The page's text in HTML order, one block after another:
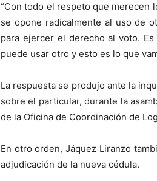
“Con todo el respeto que merecen
se opone radicalmente al uso de
para ejercer el derecho al voto.
puede usar otro y esto es lo que
La respuesta se produjo ante la
sobre el particular, durante la
de la Oficina de Coordinación de
En otro orden, Jáquez Liranzo
adjudicación de la nueva cédula.